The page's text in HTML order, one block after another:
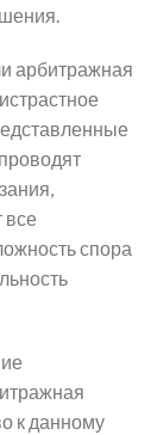
арбитражная
все
спора
к данному